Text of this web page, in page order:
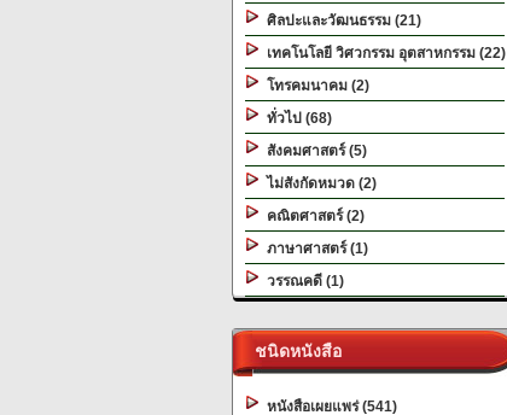
ศิลปะและวัฒนธรรม (21)
เทคโนโลยี วิศวกรรม อุตสาหกรรม (22)
โทรคมนาคม (2)
ทั่วไป (68)
สังคมศาสตร์ (5)
ไม่สังกัดหมวด (2)
คณิตศาสตร์ (2)
ภาษาศาสตร์ (1)
วรรณคดี (1)
ชนิดหนังสือ
หนังสือเผยแพร่ (541)